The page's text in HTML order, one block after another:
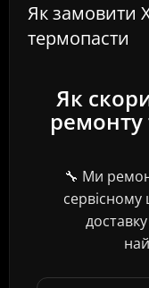
Як замовити
термопасти
Як
ремонту
🔧 Ми
сервісному